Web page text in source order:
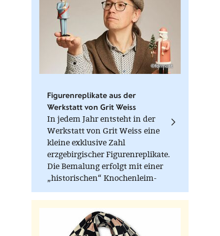
©formost
Figurenreplikate aus der
Werkstatt von Grit Weiss
In jedem Jahr entsteht in der
Werkstatt von Grit Weiss eine
kleine exklusive Zahl
erzgebirgischer Figurenreplikate.
Die Bemalung erfolgt mit einer
„historischen“ Knochenleim-
Kreide-Farbe, die nur im warmen
Zustand (Wasserbad) verarbeitet
werden kann. Auf der Unterseite
jeder Figur sind die